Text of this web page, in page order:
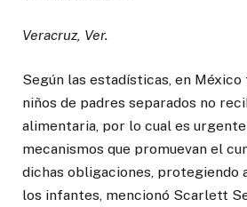
Veracruz, Ver.
Según las estadísticas, en
niños de padres separados no
alimentaria, por lo cual es
mecanismos que promuevan el
dichas obligaciones, protegiendo
los infantes, mencionó Scarlett